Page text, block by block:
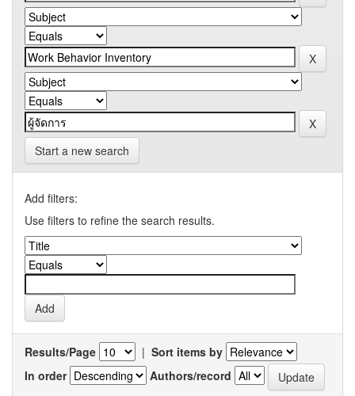
Start a new search
Add filters:
Use filters to refine the search results.
Results/Page | Sort items by
In order
Authors/record